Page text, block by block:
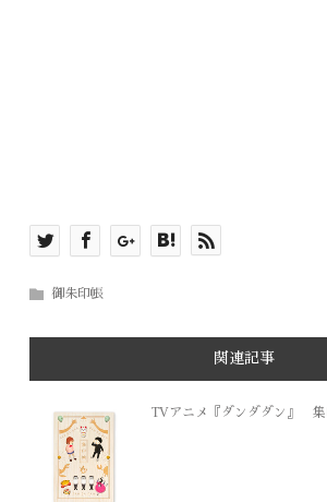
御朱印帳
関連記事
TVアニメ『ダンダダン』